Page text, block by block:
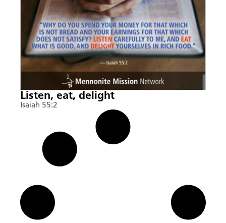
Listen, eat, delight
Isaiah 55:2